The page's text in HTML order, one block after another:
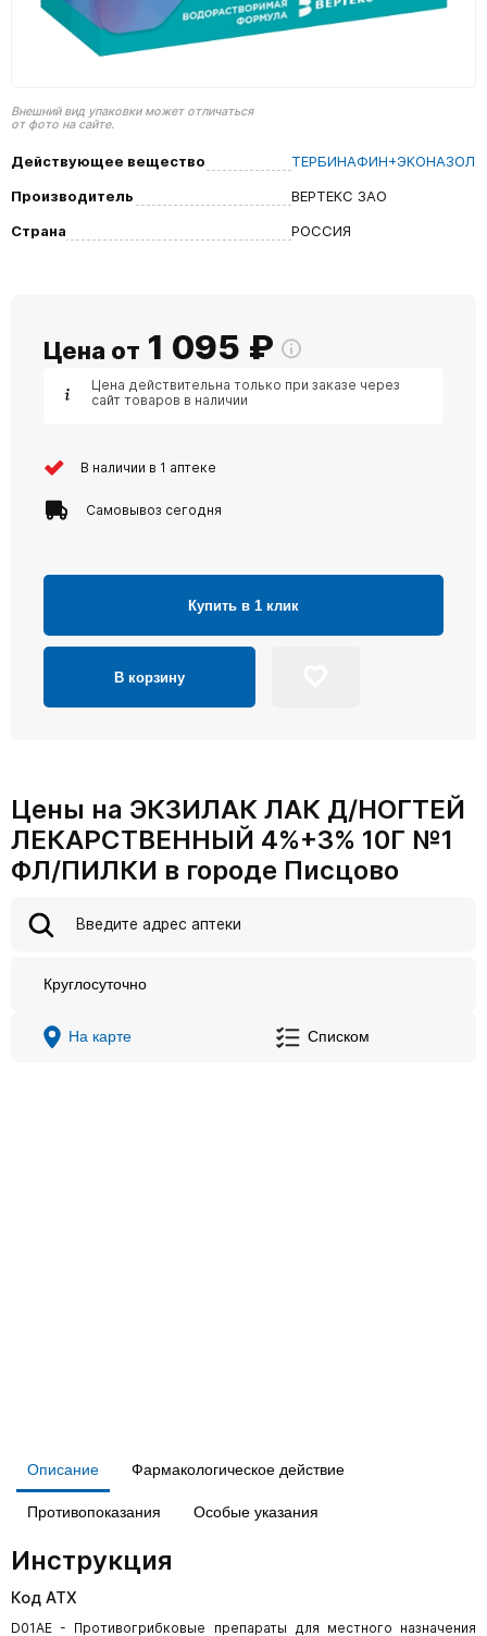
Внешний вид упаковки может отличаться
от фото на сайте.
Действующее вещество
ТЕРБИНАФИН+ЭКОНАЗОЛ
Производитель
ВЕРТЕКС ЗАО
Страна
РОССИЯ
Цена от 1 095 ₽
Цена действительна только при заказе через
сайт товаров в наличии
В наличии в 1 аптеке
Самовывоз сегодня
Купить в 1 клик
В корзину
Цены на ЭКЗИЛАК ЛАК Д/НОГТЕЙ
ЛЕКАРСТВЕННЫЙ 4%+3% 10Г №1
ФЛ/ПИЛКИ в городе Писцово
Круглосуточно
На карте Списком
Описание Фармакологическое действие
Противопоказания Особые указания
Инструкция
Код АТХ
D01AE - Противогрибковые препараты для местного назначения